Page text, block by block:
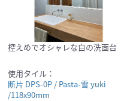
控えめでオシャレな白の洗面台
使用タイル：
断片 DPS-0P / Pasta-雪 yuki
/118x90mm